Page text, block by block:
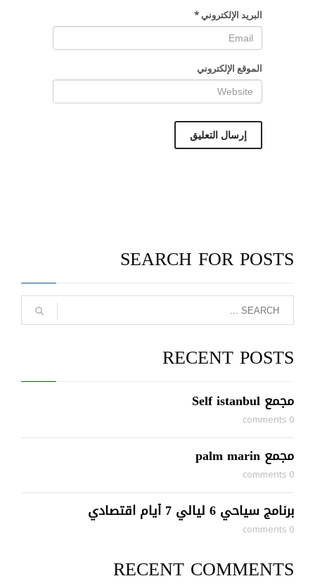
البريد الإلكتروني *
الموقع الإلكتروني
SEARCH FOR POSTS
RECENT POSTS
مجمع Self istanbul
0 comments
مجمع palm marin
0 comments
برنامج سياحي 6 ليالي 7 أيام اقتصادي
0 comments
RECENT COMMENTS